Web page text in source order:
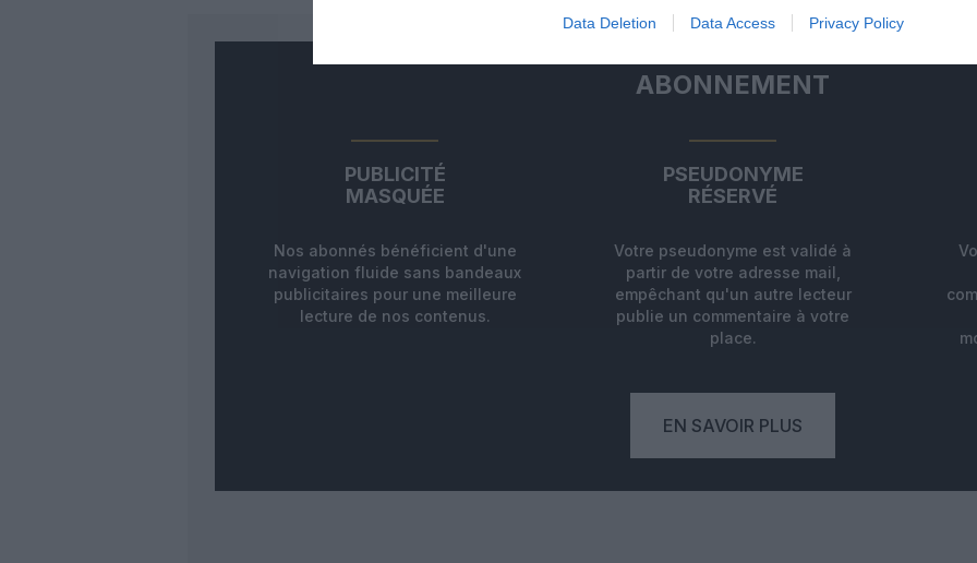
Data Deletion Data Access Privacy Policy
ABONNEMENT
PUBLICITÉ
MASQUÉE
Nos abonnés bénéficient d'une
navigation fluide sans bandeaux
publicitaires pour une meilleure
lecture de nos contenus.
PSEUDONYME
RÉSERVÉ
Votre pseudonyme est validé à
partir de votre adresse mail,
empêchant qu'un autre lecteur
publie un commentaire à votre
place.
EN SAVOIR PLUS